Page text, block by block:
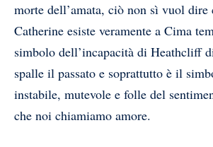
morte dell’amata, ciò non sì vuol
Catherine esiste veramente a Cima
simbolo dell’incapacità di Heathcliff
spalle il passato e soprattutto è il
instabile, mutevole e folle del
che noi chiamiamo amore.